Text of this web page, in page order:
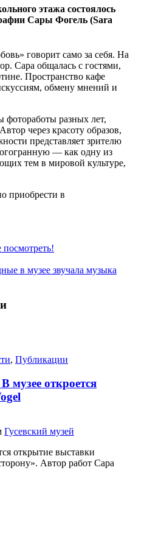
этажа состоялось
Сары Фогель (Sara
говорит само за себя. На
Сара общалась с гостями,
Пространство кафе
обмену мнений и
фотоработы разных лет,
через красоту образов,
представляет зрителю
— как одну из
тем в мировой культуре,
приобрести в
в музее звучала музыка
, Публикации
музее откроется
Гусевский музей
открытие выставки
Автор работ Сара